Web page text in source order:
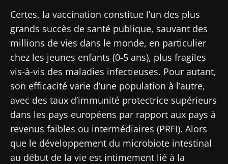
Certes, la vaccination constitue l’un des plus
grands succès de santé publique, sauvant des
millions de vies dans le monde, en particulier
chez les jeunes enfants (0-5 ans), plus fragiles
vis-à-vis des maladies infectieuses. Pour autant,
son efficacité varie d’une population à l’autre,
avec des taux d’immunité protectrice supérieurs
dans les pays européens par rapport aux pays à
revenus faibles ou intermédiaires (PRFI). Alors
que le développement du microbiote intestinal
au début de la vie est intimement lié à la